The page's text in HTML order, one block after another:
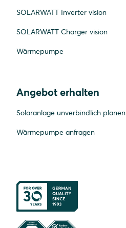
SOLARWATT Inverter vision
SOLARWATT Charger vision
Wärmepumpe
Angebot erhalten
Solaranlage unverbindlich planen
Wärmepumpe anfragen